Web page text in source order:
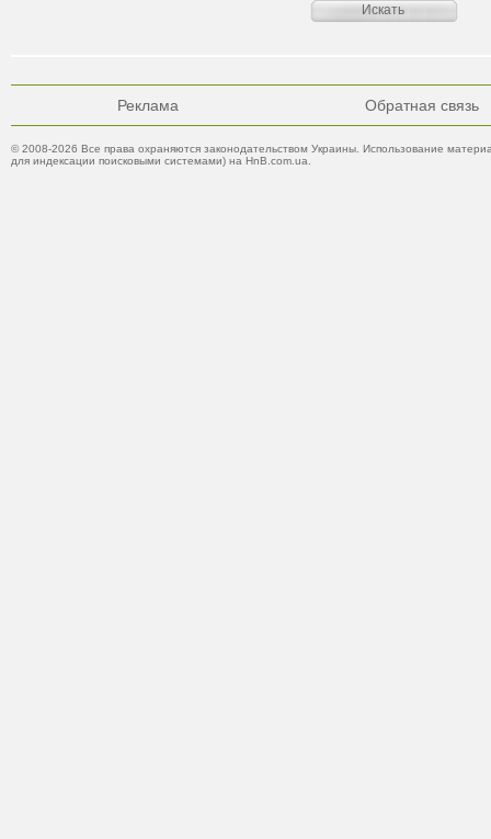
Реклама Обратная связь
© 2008-2026 Все права охраняются законодательством Украины. Использование
для индексации поисковыми системами) на HnB.com.ua.